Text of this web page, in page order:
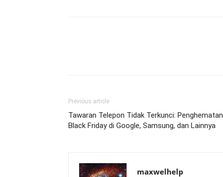
Previous article
Tawaran Telepon Tidak Terkunci: Penghematan
Black Friday di Google, Samsung, dan Lainnya
maxwelhelp